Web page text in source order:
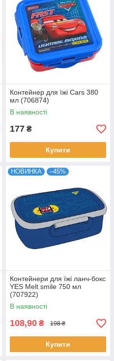
Контейнер для їжі Cars 380
мл (706874)
В наявності
177 ₴
Купити
НОВИНКА –45%
Контейнери для їжі ланч-бокс
YES Melt smile 750 мл
(707922)
В наявності
108,90 ₴ 198 ₴
Купити